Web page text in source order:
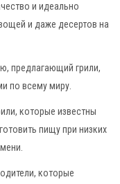
и идеально
и даже десертов на
предлагающий грили,
по всему миру.
которые известны
пищу при низких
которые